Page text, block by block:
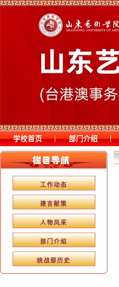
学校首页 | 部门介绍 |
工作动态
建言献策
人物风采
部门介绍
统战部历史